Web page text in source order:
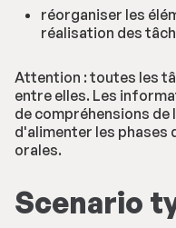
réorganiser les
réalisation des
Attention : toutes les
entre elles. Les
de compréhensions
d'alimenter les
orales.
Scenario